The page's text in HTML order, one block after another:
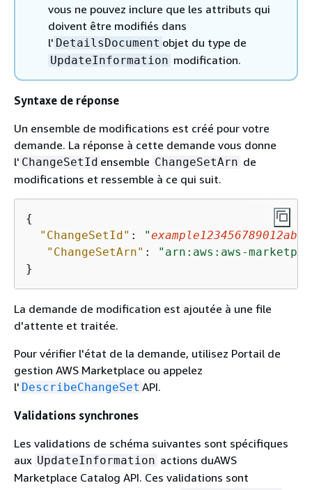
vous ne pouvez inclure que les attributs qui
doivent être modifiés dans
l' DetailsDocument objet du type de
UpdateInformation modification.
Syntaxe de réponse
Un ensemble de modifications est créé pour votre
demande. La réponse à cette demande vous donne
l' ChangeSetId ensemble ChangeSetArn de
modifications et ressemble à ce qui suit.
{
"ChangeSetId" : "
"ChangeSetArn" :
"arn:aws:aws-
}
La demande de modification est ajoutée à une file
d'attente et traitée.
Pour vérifier l'état de la demande, utilisez Portail de
gestion AWS Marketplace ou appelez
l' DescribeChangeSet API.
Validations synchrones
Les validations de schéma suivantes sont spécifiques
aux UpdateInformation actions duAWS
Marketplace Catalog API. Ces validations sont